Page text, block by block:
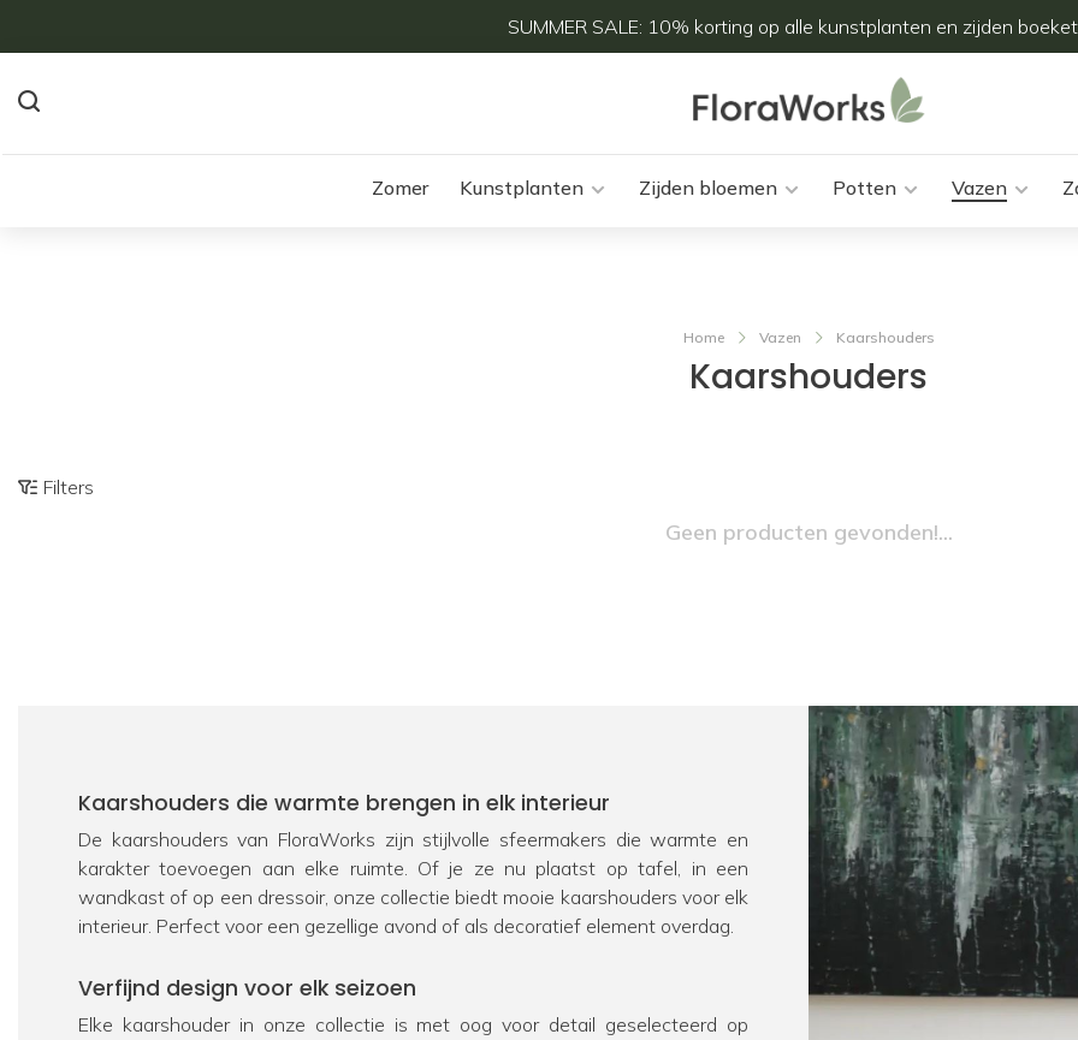
SUMMER SALE: 10% korting op alle kunstplanten en zijden
Zomer Kunstplanten Zijden bloemen Potten Vazen
Home Vazen Kaarshouders
Kaarshouders
Filters
Geen producten gevonden!...
Kaarshouders die warmte brengen in elk interieur
De kaarshouders van FloraWorks zijn stijlvolle sfeermakers die warmte en
karakter toevoegen aan elke ruimte. Of je ze nu plaatst op tafel, in een
wandkast of op een dressoir, onze collectie biedt mooie kaarshouders voor elk
interieur. Perfect voor een gezellige avond of als decoratief element overdag.
Verfijnd design voor elk seizoen
Elke kaarshouder in onze collectie is met oog voor detail geselecteerd op